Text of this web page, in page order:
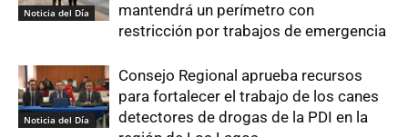
Noticia del Día
mantendrá un perímetro con
restricción por trabajos de emergencia
Noticia del Día
Consejo Regional aprueba recursos
para fortalecer el trabajo de los canes
detectores de drogas de la PDI en la